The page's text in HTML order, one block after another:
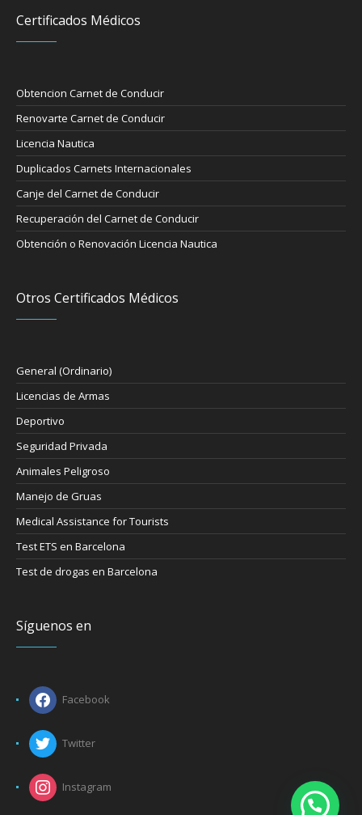
Certificados Médicos
Obtencion Carnet de Conducir
Renovarte Carnet de Conducir
Licencia Nautica
Duplicados Carnets Internacionales
Canje del Carnet de Conducir
Recuperación del Carnet de Conducir
Obtención o Renovación Licencia Nautica
Otros Certificados Médicos
General (Ordinario)
Licencias de Armas
Deportivo
Seguridad Privada
Animales Peligroso
Manejo de Gruas
Medical Assistance for Tourists
Test ETS en Barcelona
Test de drogas en Barcelona
Síguenos en
Facebook
Twitter
Instagram